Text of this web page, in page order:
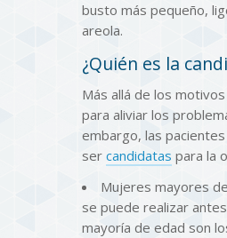
busto más pequeño,
areola.
¿Quién es la
Más allá de los
para aliviar los
embargo, las
ser candidatas para la
Mujeres mayores
se puede realizar
mayoría de edad son